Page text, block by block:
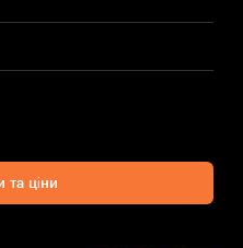
та ціни